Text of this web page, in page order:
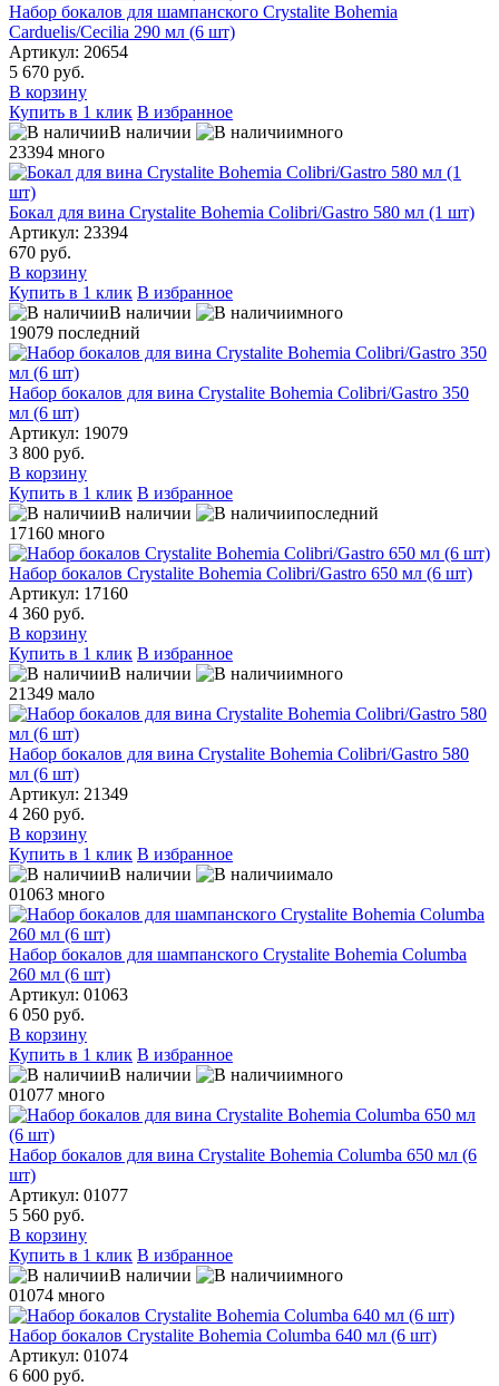
Набор бокалов для шампанского Crystalite Bohemia
Carduelis/Cecilia 290 мл (6 шт)
Артикул: 20654
5 670 руб.
В корзину
Купить в 1 клик В избранное
В наличии
много
23394 много
Бокал для вина Crystalite Bohemia Colibri/Gastro 580 мл (1 шт)
Артикул: 23394
670 руб.
В корзину
Купить в 1 клик В избранное
В наличии
много
19079 последний
Набор бокалов для вина Crystalite Bohemia Colibri/Gastro 350
мл (6 шт)
Артикул: 19079
3 800 руб.
В корзину
Купить в 1 клик В избранное
В наличии
последний
17160 много
Набор бокалов Crystalite Bohemia Colibri/Gastro 650 мл (6 шт)
Артикул: 17160
4 360 руб.
В корзину
Купить в 1 клик В избранное
В наличии
много
21349 мало
Набор бокалов для вина Crystalite Bohemia Colibri/Gastro 580
мл (6 шт)
Артикул: 21349
4 260 руб.
В корзину
Купить в 1 клик В избранное
В наличии
мало
01063 много
Набор бокалов для шампанского Crystalite Bohemia Columba
260 мл (6 шт)
Артикул: 01063
6 050 руб.
В корзину
Купить в 1 клик В избранное
В наличии
много
01077 много
Набор бокалов для вина Crystalite Bohemia Columba 650 мл (6
шт)
Артикул: 01077
5 560 руб.
В корзину
Купить в 1 клик В избранное
В наличии
много
01074 много
Набор бокалов Crystalite Bohemia Columba 640 мл (6 шт)
Артикул: 01074
6 600 руб.